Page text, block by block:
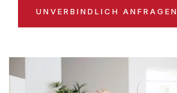
UNVERBINDLICH ANFRAGEN